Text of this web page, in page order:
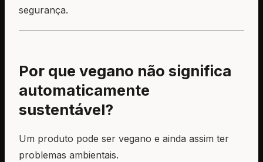
segurança.
Por que vegano não significa
automaticamente
sustentável?
Um produto pode ser vegano e ainda assim ter
problemas ambientais.